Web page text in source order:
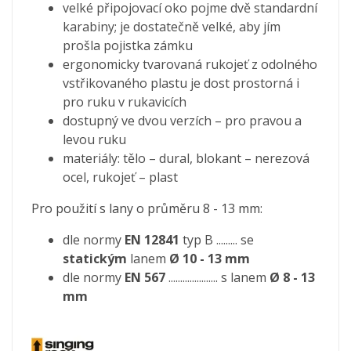
velké připojovací oko pojme dvě standardní
karabiny; je dostatečně velké, aby jím
prošla pojistka zámku
ergonomicky tvarovaná rukojeť z odolného
vstřikovaného plastu je dost prostorná i
pro ruku v rukavicích
dostupný ve dvou verzích – pro pravou a
levou ruku
materiály: tělo – dural, blokant – nerezová
ocel, rukojeť – plast
Pro použití s lany o průměru 8 - 13 mm:
dle normy EN 12841 typ B ......... se
statickým lanem Ø 10 - 13 mm
dle normy EN 567..................... s lanem Ø 8 - 13
mm